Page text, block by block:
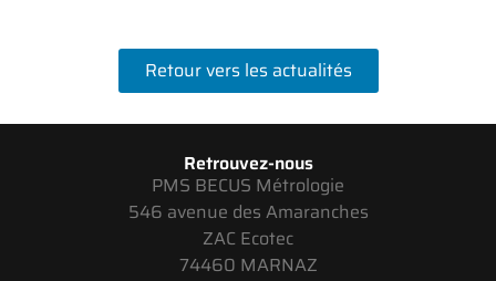
Retour vers les actualités
Retrouvez-nous
PMS BECUS Métrologie
546 avenue des Amaranches
ZAC Ecotec
74460 MARNAZ